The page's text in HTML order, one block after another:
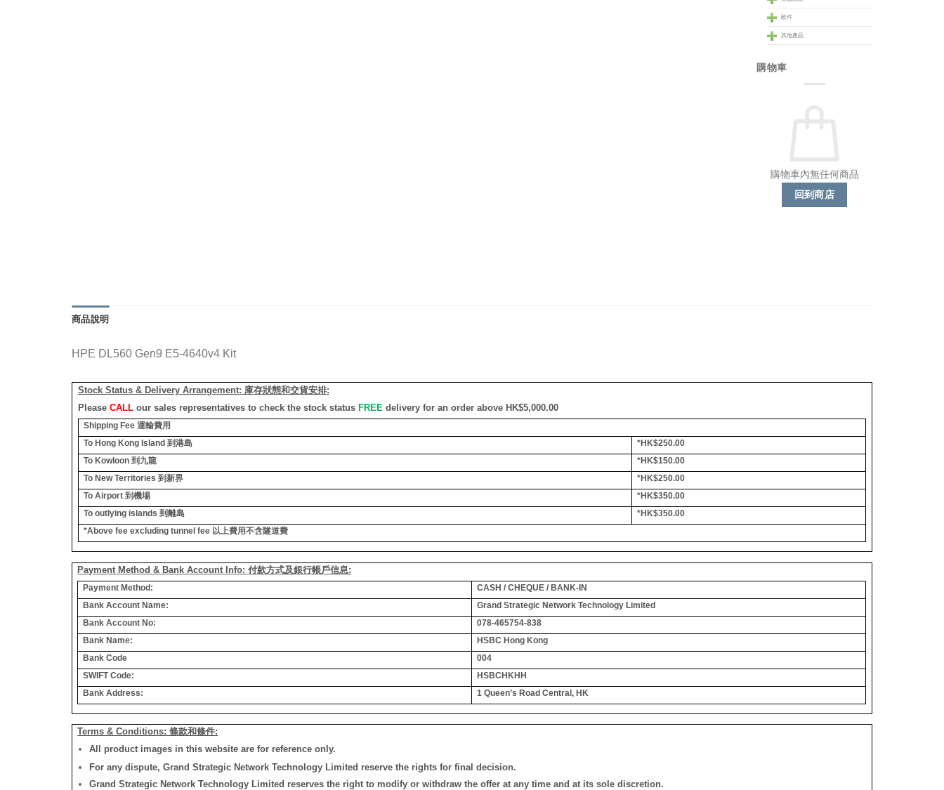
軟件
其他產品
購物車
購物車內無任何商品
回到商店
商品說明
HPE DL560 Gen9 E5-4640v4 Kit
Stock Status & Delivery Arrangement: 庫存狀態和交貨安排:
Please CALLour sales representatives to check the stock status FREE delivery for an order above HK$5,000.00
Shipping Fee 運輸費用
To Hong Kong Island 到港島
*HK$250.00
To Kowloon 到九龍
*HK$150.00
To New Territories 到新界
*HK$250.00
To Airport 到機場
*HK$350.00
To outlying islands 到離島
*HK$350.00
*Above fee excluding tunnel fee 以上費用不含隧道費
Payment Method & Bank Account Info: 付款方式及銀行帳戶信息:
Payment Method:
CASH / CHEQUE / BANK-IN
Bank Account Name:
Grand Strategic Network Technology Limited
Bank Account No:
078-465754-838
Bank Name:
HSBC Hong Kong
Bank Code
004
SWIFT Code:
HSBCHKHH
Bank Address:
1 Queen’s Road Central, HK
Terms & Conditions: 條款和條件:
All product images in this website are for reference only.
For any dispute, Grand Strategic Network Technology Limited reserve the rights for final decision.
Grand Strategic Network Technology Limited reserves the right to modify or withdraw the offer at any time and at its sole discretion.